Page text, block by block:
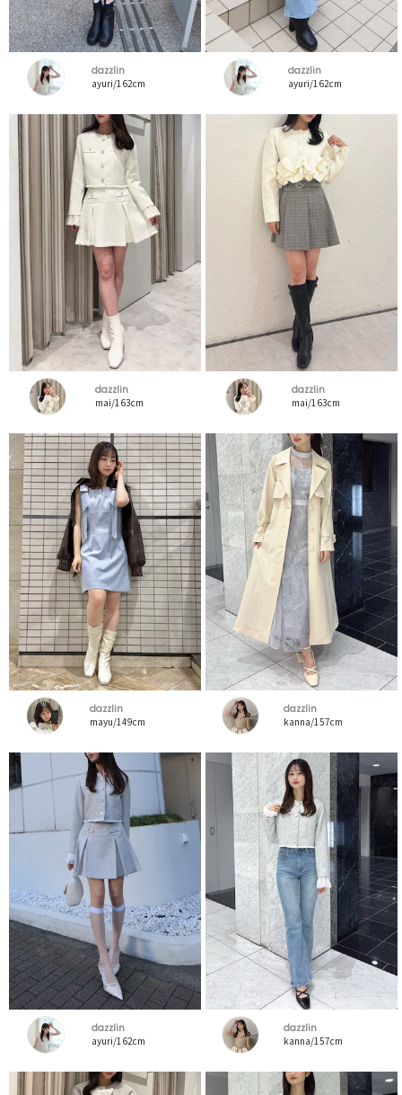
dazzlin
ayuri/162cm
dazzlin
ayuri/162cm
dazzlin
mai/163cm
dazzlin
mai/163cm
dazzlin
mayu/149cm
dazzlin
kanna/157cm
dazzlin
ayuri/162cm
dazzlin
kanna/157cm